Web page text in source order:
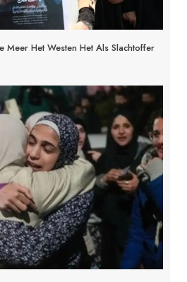
Het Westen Het Als Slachtoffer